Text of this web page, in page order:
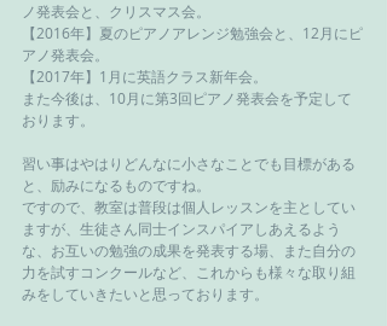
ノ発表会と、クリスマス会。
【2016年】夏のピアノアレンジ勉強会と、12月にピ
アノ発表会。
【2017年】1月に英語クラス新年会。
また今後は、10月に第3回ピアノ発表会を予定して
おります。
習い事はやはりどんなに小さなことでも目標がある
と、励みになるものですね。
ですので、教室は普段は個人レッスンを主としてい
ますが、生徒さん同士インスパイアしあえるよう
な、お互いの勉強の成果を発表する場、また自分の
力を試すコンクールなど、これからも様々な取り組
みをしていきたいと思っております。